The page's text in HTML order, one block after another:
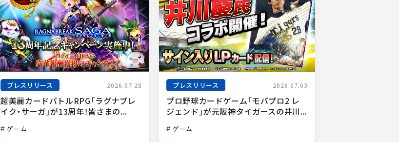
プレスリリース 2026.07.28
超美麗カードバトルRPG「ラグナブレ
イク・サーガ」が13周年！皆さまの...
ゲーム
プレスリリース 2026.07.03
プロ野球カードゲーム「モバプロ2 レ
ジェンド」が元阪神タイガースの井川...
ゲーム